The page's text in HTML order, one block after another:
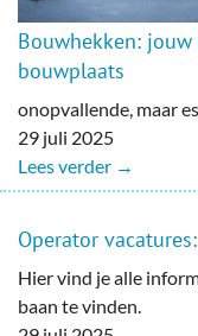
Bouwhekken:
bouwplaats
onopvallende, maar
29 juli 2025
Lees verder →
Operator
Hier vind je alle
baan te vinden.